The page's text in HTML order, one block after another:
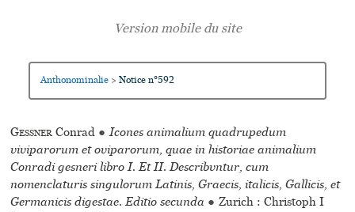
Anthonominalie > Notice n°592
Gessner Conrad ● Icones animalium quadrupedum
viviparorum et oviparorum, quae in historiae animalium
Conradi gesneri libro I. Et II. Describvntur, cum
nomenclaturis singulorum Latinis, Graecis, italicis, Gallicis, et
Germanicis digestae. Editio secunda ● Zurich : Christoph I